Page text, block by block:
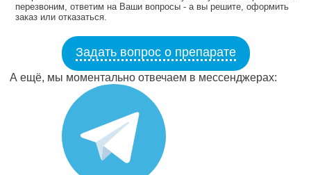
перезвоним, ответим на Ваши вопросы - а вы решите, оформить
заказ или отказаться.
Задать вопрос о препарате
А ещё, мы моментально отвечаем в мессенджерах: